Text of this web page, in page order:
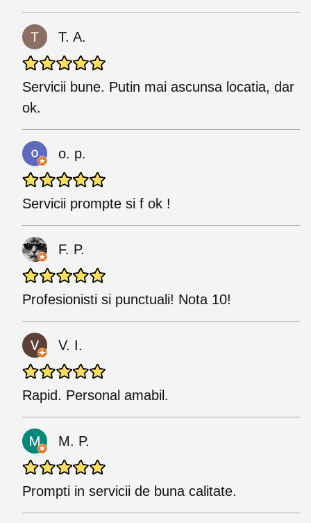
T. A.
Servicii bune. Putin mai ascunsa locatia, dar
ok.
o. p.
Servicii prompte si f ok !
F. P.
Profesionisti si punctuali! Nota 10!
V. I.
Rapid. Personal amabil.
M. P.
Prompti in servicii de buna calitate.